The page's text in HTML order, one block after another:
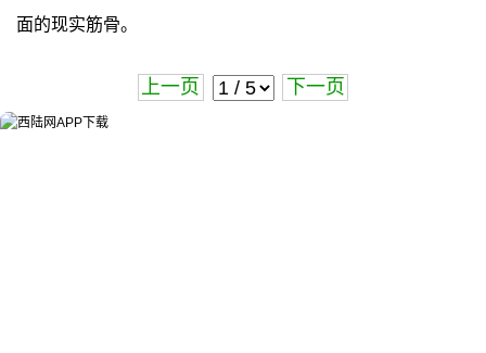
面的现实筋骨。
上一页 下一页